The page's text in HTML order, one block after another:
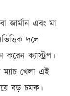
জার্মান এবং মা
দলে
ক্যাস্ট্রপ।
ম্যাচ খেলা এই
বড় চমক।